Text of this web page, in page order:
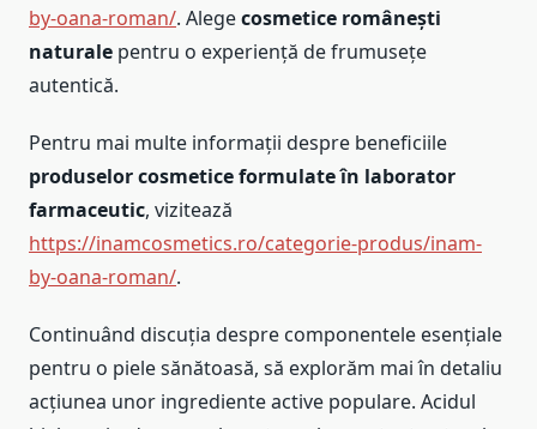
by-oana-roman/. Alegecosmetice românești
naturale pentru o experiență de frumusețe
autentică.
Pentru mai multe informații despre beneficiile
produselor cosmetice formulate în laborator
farmaceutic, vizitează
https://inamcosmetics.ro/categorie-produs/inam-
by-oana-roman/.
Continuând discuția despre componentele esențiale
pentru o piele sănătoasă, să explorăm mai în detaliu
acțiunea unor ingrediente active populare. Acidul